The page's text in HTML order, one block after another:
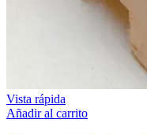
Vista rápida
Añadir al carrito